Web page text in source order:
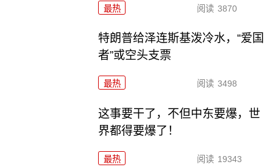
最热 阅读 3870
特朗普给泽连斯基泼冷水，“爱国
者”或空头支票
最热 阅读 3498
这事要干了，不但中东要爆，世
界都得要爆了！
最热 阅读 19343